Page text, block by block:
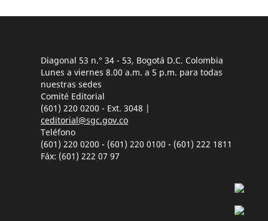
Diagonal 53 n.° 34 - 53, Bogotá D.C. Colombia
Lunes a viernes 8.00 a.m. a 5 p.m. para todas
nuestras sedes
Comité Editorial
(601) 220 0200 - Ext. 3048 |
ceditorial@sgc.gov.co
Teléfono
(601) 220 0200 - (601) 220 0100 - (601) 222 1811
Fáx: (601) 222 07 97